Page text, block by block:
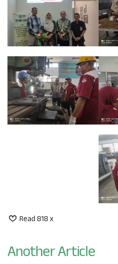
Read 818 x
Another Article